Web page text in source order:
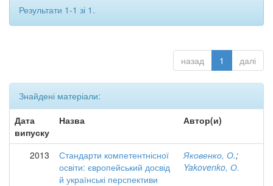
Результати 1-1 зі 1.
назад 1 далі
Знайдені матеріали:
Дата
випуску
Назва Автор(и)
2013
Стандарти компетентнісної
освіти: європейський досвід
й українські перспективи
Яковенко, О.;
Yakovenko, О.